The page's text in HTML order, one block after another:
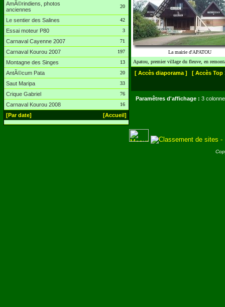
AmÃ©rindiens, photos
anciennes
20
Le sentier des Salines 42
Essai moteur P80 3
Carnaval Cayenne 2007 71
Carnaval Kourou 2007 197
Montagne des Singes 13
AntÃ©cum Pata 20
Saut Maripa 33
Crique Gabriel 76
Carnaval Kourou 2008 16
[Par date] [Accueil]
La mairie d'APATOU
Apatou, premier village du fleuve, en
[ Accès diaporama ] [ Accès Top
Paramêtres d'affichage : 3